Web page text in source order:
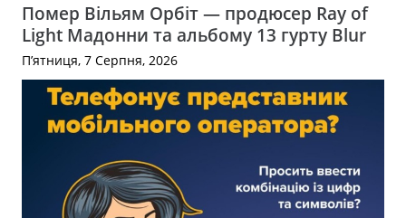
Помер Вільям Орбіт — продюсер Ray of
Light Мадонни та альбому 13 гурту Blur
П’ятниця, 7 Серпня, 2026